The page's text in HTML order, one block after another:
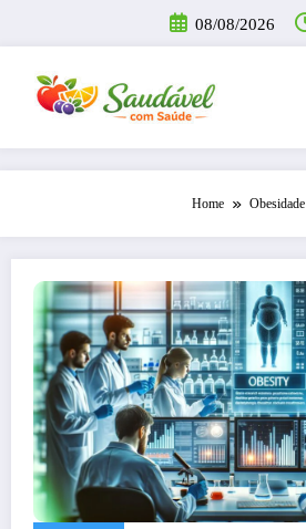
o
conteúdo
08/08/2026
Home Obesidade